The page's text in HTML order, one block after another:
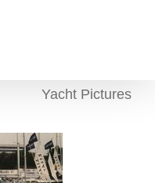
Yacht Pictures